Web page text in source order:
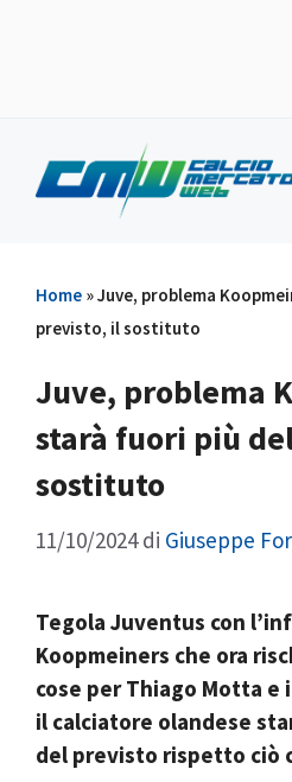
contenuto
Home »Juve, problema
previsto, il sostituto
Juve, problema
starà fuori più
sostituto
11/10/2024 di Giuseppe
Tegola Juventus con
Koopmeiners che ora
cose per Thiago Motta e
il calciatore olandese
del previsto rispetto ciò